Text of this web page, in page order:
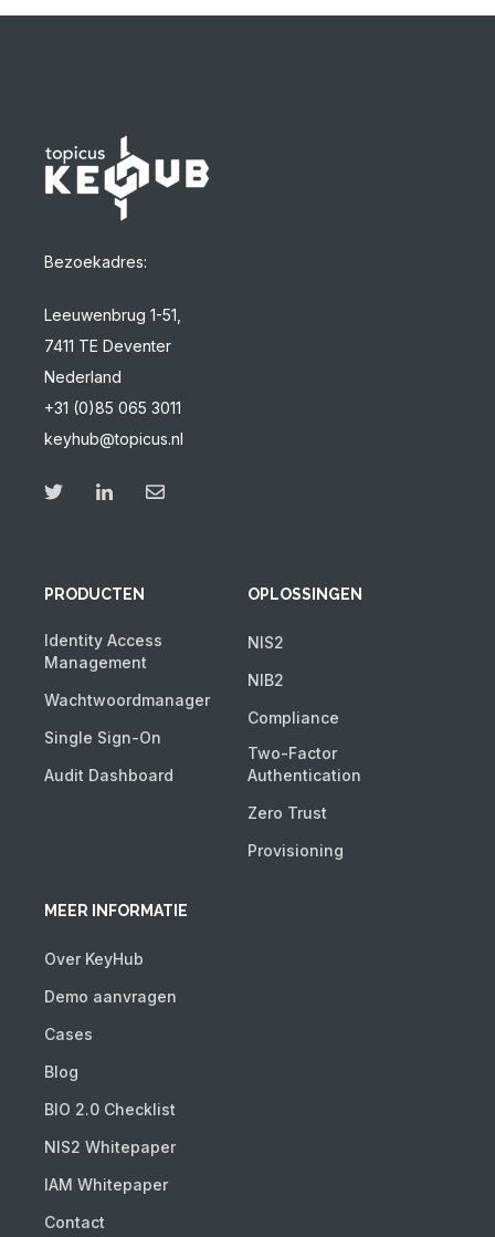
Bezoekadres:
Leeuwenbrug 1-51,
7411 TE Deventer
Nederland
+31 (0)85 065 3011
keyhub@topicus.nl
PRODUCTEN
Identity Access
Management
Wachtwoordmanager
Single Sign-On
Audit Dashboard
OPLOSSINGEN
NIS2
NIB2
Compliance
Two-Factor
Authentication
Zero Trust
Provisioning
MEER INFORMATIE
Over KeyHub
Demo aanvragen
Cases
Blog
BIO 2.0 Checklist
NIS2 Whitepaper
IAM Whitepaper
Contact